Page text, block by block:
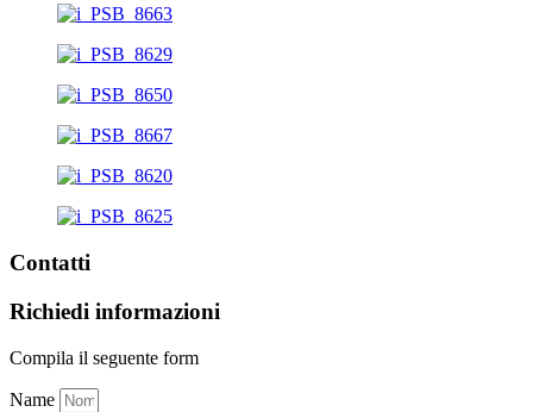
Contatti
Richiedi informazioni
Compila il seguente form
Name